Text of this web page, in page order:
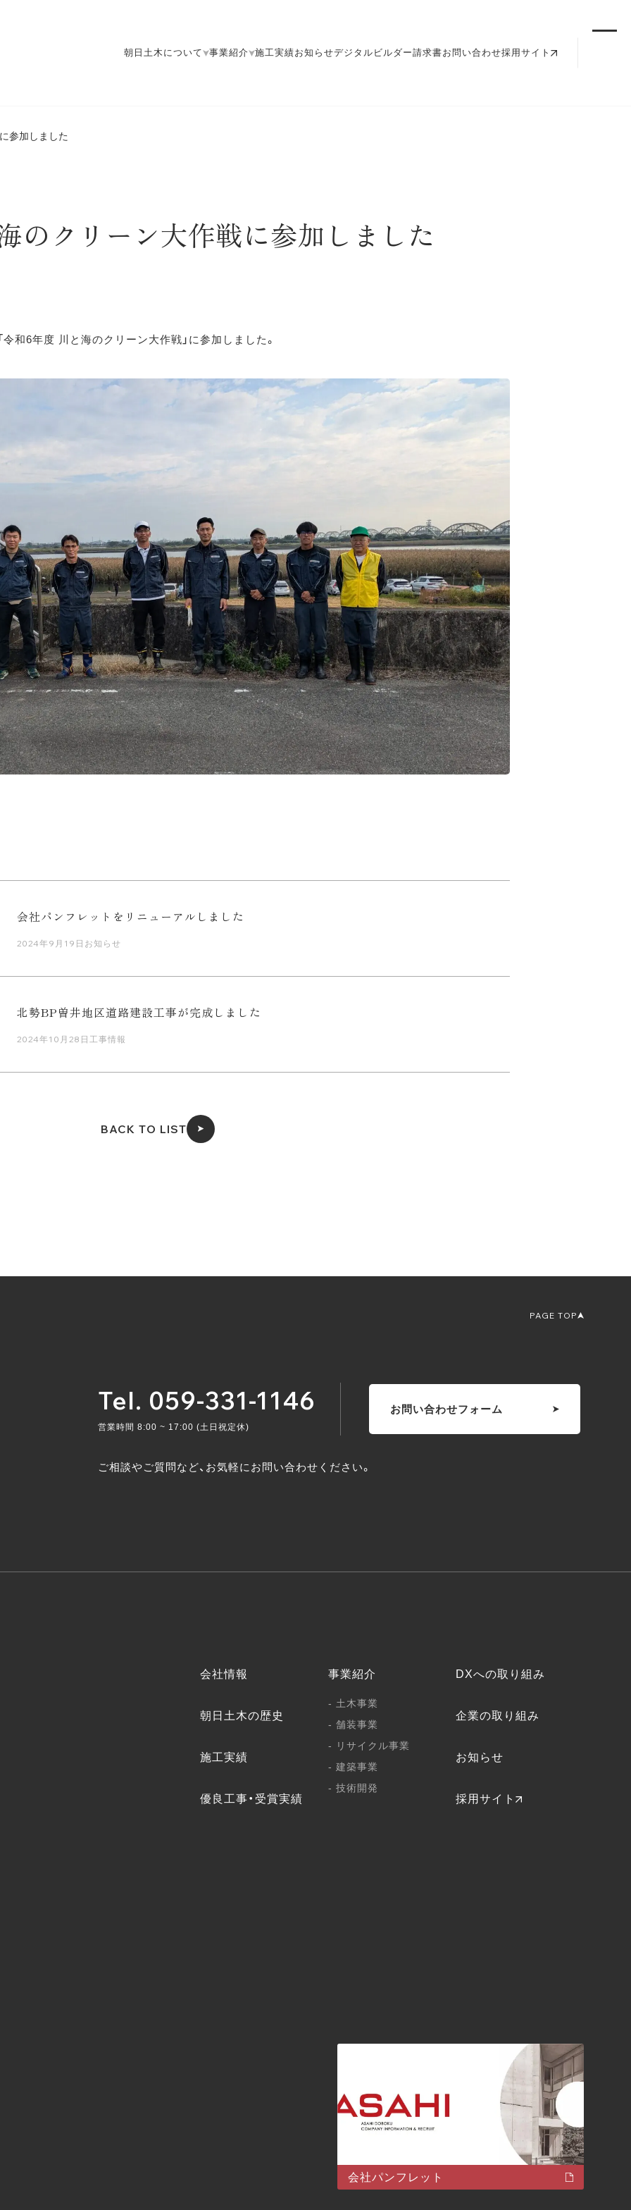
朝日土木について 事業紹介 施工実績お知らせデジタルビルダー請求書お問い合わせ採用サイト
参加しました
のクリーン大作戦に参加しました
和6年度 川と海のクリーン大作戦」に参加しました。
会社パンフレットをリニューアルしました
2024年9月19日 お知らせ
北勢BP曽井地区道路建設工事が完成しました
2024年10月28日 工事情報
BACK TO LIST
PAGE TOP
Tel. 059-331-1146
営業時間 8:00 ~ 17:00 (土日祝定休)
お問い合わせフォーム
ご相談やご質問など、お気軽にお問い合わせください。
会社情報
朝日土木の歴史
施工実績
優良工事・受賞実績
事業紹介
- 土木事業
- 舗装事業
- リサイクル事業
- 建築事業
- 技術開発
DXへの取り組み
企業の取り組み
お知らせ
採用サイト
会社パンフレット